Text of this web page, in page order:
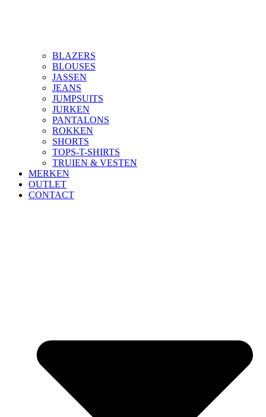
BLAZERS
BLOUSES
JASSEN
JEANS
JUMPSUITS
JURKEN
PANTALONS
ROKKEN
SHORTS
TOPS-T-SHIRTS
TRUIEN & VESTEN
MERKEN
OUTLET
CONTACT